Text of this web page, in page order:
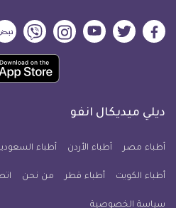
ديلي
فيسبوك
ديلي
تويتر
ديلي
ميديكال
يوتيوب
ديلي
ميديكال
انفو
ديلي
انفو
حمل
تطبيق
معلومة
للآيفون
ديلي ميديكال انفو
أطباء مصر أطباء الأردن أطباء
أطباء الكويت أطباء قطر من نحن
سياسة الخصوصية